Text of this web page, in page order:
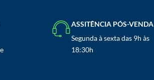
ASSITÊNCIA PÓS-VENDA
Segunda à sexta das 9h às
18:30h